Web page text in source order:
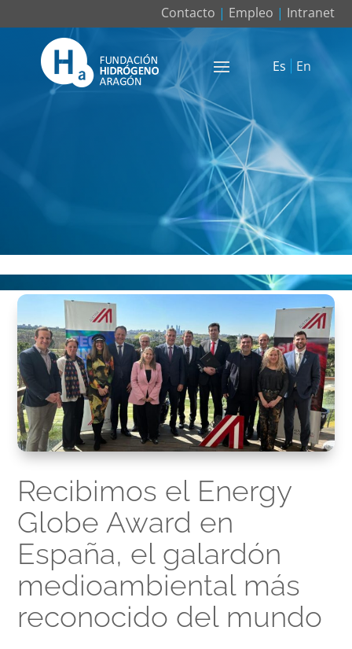
Contacto | Empleo | Intranet
Es En
Recibimos el Energy
Globe Award en
España, el galardón
medioambiental más
reconocido del mundo